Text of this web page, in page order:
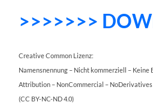
>>>>>>>
Creative Common Lizenz:
Namensnennung – Nicht kommerziell – Keine
Attribution – NonCommercial – NoDerivatives
(CC BY-NC-ND 4.0)